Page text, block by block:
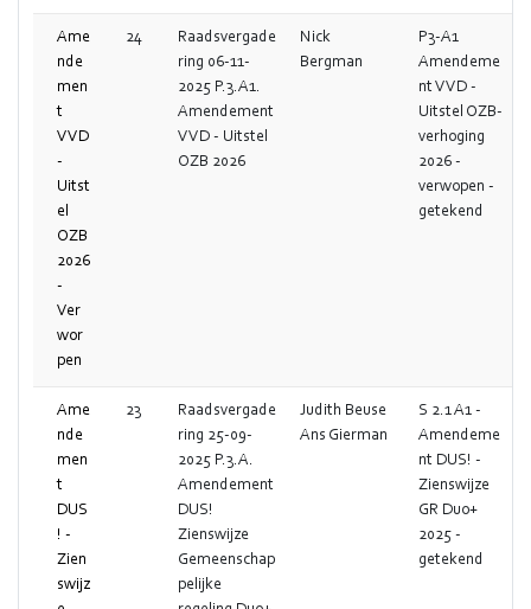
Ame
nde
men
t
VVD
-
Uitst
el
OZB
2026
-
Ver
wor
pen
24
Raadsvergade
ring 06-11-
2025 P.3.A1.
Amendement
VVD - Uitstel
OZB 2026
Nick
Bergman
P3-A1
Amendeme
nt VVD -
Uitstel OZB-
verhoging
2026 -
verwopen -
getekend
Ame
nde
men
t
DUS
! -
Zien
swijz
23
Raadsvergade
ring 25-09-
2025 P.3.A.
Amendement
DUS!
Zienswijze
Gemeenschap
pelijke
Judith Beuse
Ans Gierman
S 2.1 A1 -
Amendeme
nt DUS! -
Zienswijze
GR Duo+
2025 -
getekend